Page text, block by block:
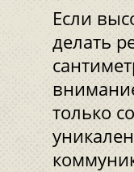
Если
делать
только